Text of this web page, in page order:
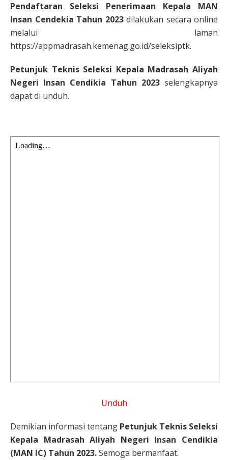
Pendaftaran Seleksi Penerimaan Kepala MAN
Insan Cendekia Tahun 2023dilakukan secara online
melalui laman
https://appmadrasah.kemenag.go.id/seleksiptk.
Petunjuk Teknis Seleksi Kepala Madrasah Aliyah
Negeri Insan Cendikia Tahun 2023selengkapnya
dapat di unduh.
Unduh
Demikian informasi tentang Petunjuk Teknis Seleksi
Kepala Madrasah Aliyah Negeri Insan Cendikia
(MAN IC) Tahun 2023.Semoga bermanfaat.